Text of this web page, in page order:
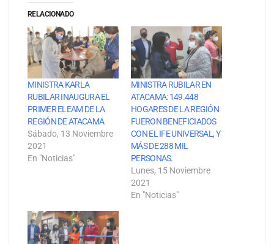
RELACIONADO
MINISTRA KARLA
RUBILAR INAUGURA EL
PRIMER ELEAM DE LA
REGIÓN DE ATACAMA
Sábado, 13 Noviembre
2021
En "Noticias"
MINISTRA RUBILAR EN
ATACAMA: 149.448
HOGARES DE LA REGIÓN
FUERON BENEFICIADOS
CON EL IFE UNIVERSAL, Y
MÁS DE 288 MIL
PERSONAS.
Lunes, 15 Noviembre
2021
En "Noticias"